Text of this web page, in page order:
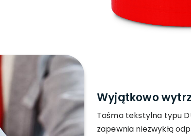
Wyjątkowo
Taśma tekstylna typu
zapewnia niezwykłą